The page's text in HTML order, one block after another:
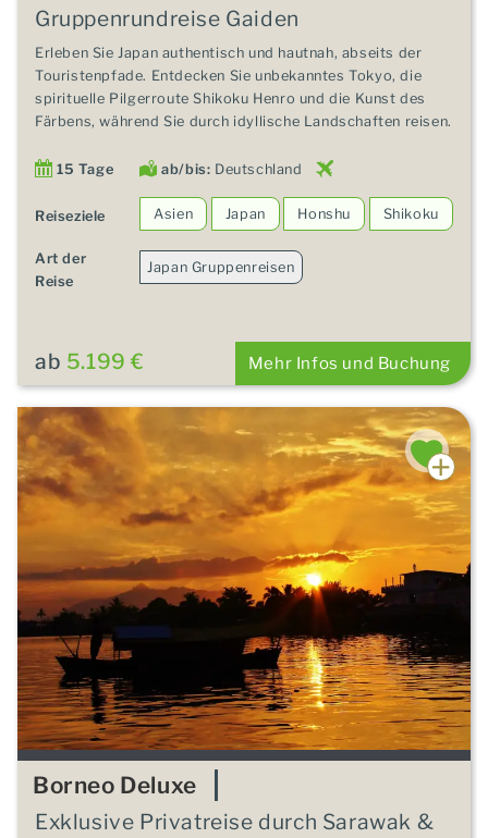
Gruppenrundreise Gaiden
Erleben Sie Japan authentisch und hautnah, abseits der
Touristenpfade. Entdecken Sie unbekanntes Tokyo, die
spirituelle Pilgerroute Shikoku Henro und die Kunst des
Färbens, während Sie durch idyllische Landschaften reisen.
15 Tage ab/bis: Deutschland
Reiseziele Asien Japan Honshu Shikoku
Art der
Reise
Japan Gruppenreisen
ab 5.199 € Mehr Infos und Buchung
Borneo Deluxe
Exklusive Privatreise durch Sarawak &